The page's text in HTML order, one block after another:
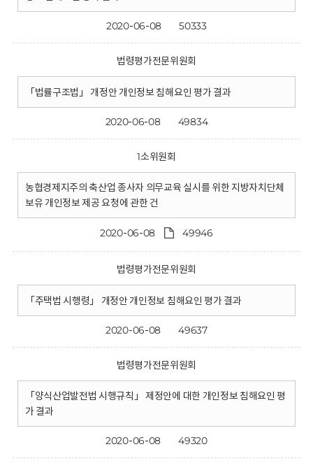
2020-06-08 50333
법령평가전문위원회
「법률구조법」 개정안 개인정보 침해요인 평가 결과
2020-06-08 49834
1소위원회
농협경제지주의 축산업 종사자 의무교육 실시를 위한 지방자치단체
보유 개인정보 제공 요청에 관한 건
2020-06-08 49946
법령평가전문위원회
「주택법 시행령」 개정안 개인정보 침해요인 평가 결과
2020-06-08 49637
법령평가전문위원회
「양식산업발전법 시행규칙」 제정안에 대한 개인정보 침해요인 평
가 결과
2020-06-08 49320